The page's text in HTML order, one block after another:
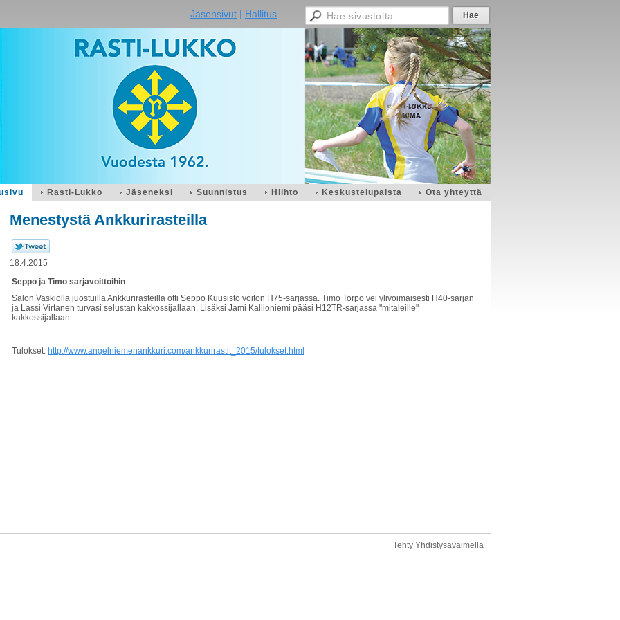
Jäsensivut | Hallitus
Rasti-Lukko Jäseneksi Suunnistus Hiihto Keskustelupalsta Ota yhteyttä
Menestystä Ankkurirasteilla
18.4.2015
Seppo ja Timo sarjavoittoihin
Salon Vaskiolla juostuilla Ankkurirasteilla otti Seppo Kuusisto voiton H75-sarjassa. Timo Torpo vei ylivoimaisesti H40-sarjan
ja Lassi Virtanen turvasi selustan kakkossijallaan. Lisäksi Jami Kallioniemi pääsi H12TR-sarjassa "mitaleille"
kakkossijallaan.
Tulokset: http://www.angelniemenankkuri.com/ankkurirastit_2015/tulokset.html
Tehty Yhdistysavaimella